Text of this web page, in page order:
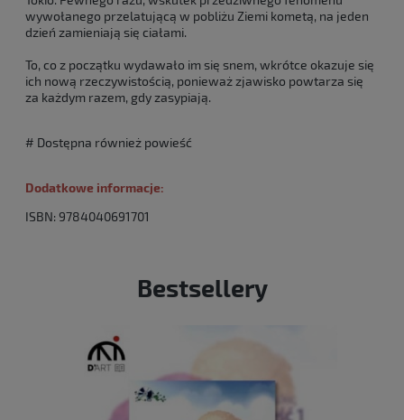
wywołanego przelatującą w pobliżu Ziemi kometą, na jeden
dzień zamieniają się ciałami.
To, co z początku wydawało im się snem, wkrótce okazuje się
ich nową rzeczywistością, ponieważ zjawisko powtarza się
za każdym razem, gdy zasypiają.
# Dostępna również powieść
Dodatkowe informacje:
ISBN: 9784040691701
Bestsellery